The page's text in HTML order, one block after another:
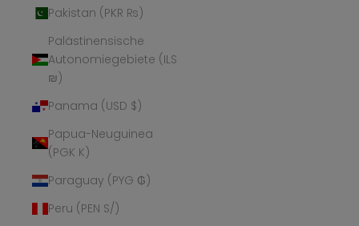
Pakistan (PKR ₨)
Palästinensische
Autonomiegebiete (ILS
₪)
Panama (USD $)
Papua-Neuguinea
(PGK K)
Paraguay (PYG ₲)
Peru (PEN S/)